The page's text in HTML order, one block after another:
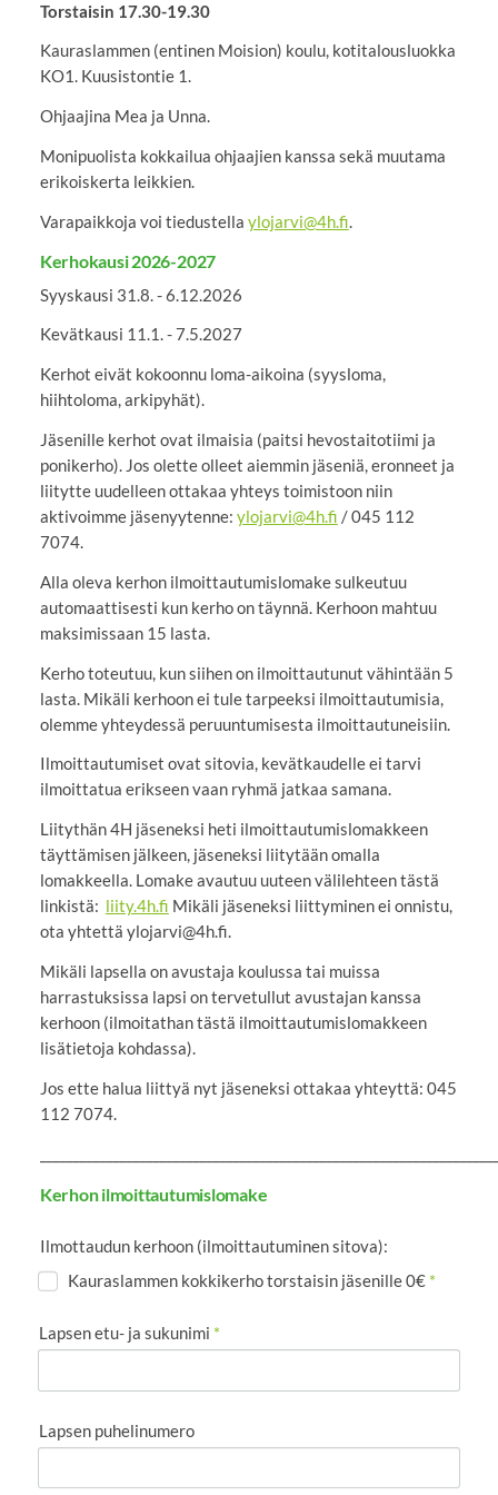
Torstaisin 17.30-19.30
Kauraslammen (entinen Moision) koulu, kotitalousluokka
KO1. Kuusistontie 1.
Ohjaajina Mea ja Unna.
Monipuolista kokkailua ohjaajien kanssa sekä muutama
erikoiskerta leikkien.
Varapaikkoja voi tiedustella ylojarvi@4h.fi.
Kerhokausi 2026-2027
Syyskausi 31.8. - 6.12.2026
Kevätkausi 11.1. - 7.5.2027
Kerhot eivät kokoonnu loma-aikoina (syysloma,
hiihtoloma, arkipyhät).
Jäsenille kerhot ovat ilmaisia (paitsi hevostaitotiimi ja
ponikerho). Jos olette olleet aiemmin jäseniä, eronneet ja
liitytte uudelleen ottakaa yhteys toimistoon niin
aktivoimme jäsenyytenne: ylojarvi@4h.fi / 045 112
7074.
Alla oleva kerhon ilmoittautumislomake sulkeutuu
automaattisesti kun kerho on täynnä. Kerhoon mahtuu
maksimissaan 15 lasta.
Kerho toteutuu, kun siihen on ilmoittautunut vähintään 5
lasta. Mikäli kerhoon ei tule tarpeeksi ilmoittautumisia,
olemme yhteydessä peruuntumisesta ilmoittautuneisiin.
Ilmoittautumiset ovat sitovia, kevätkaudelle ei tarvi
ilmoittatua erikseen vaan ryhmä jatkaa samana.
Liitythän 4H jäseneksi heti ilmoittautumislomakkeen
täyttämisen jälkeen, jäseneksi liitytään omalla
lomakkeella. Lomake avautuu uuteen välilehteen tästä
linkistä: liity.4h.fi Mikäli jäseneksi liittyminen ei onnistu,
ota yhtettä ylojarvi@4h.fi.
Mikäli lapsella on avustaja koulussa tai muissa
harrastuksissa lapsi on tervetullut avustajan kanssa
kerhoon (ilmoitathan tästä ilmoittautumislomakkeen
lisätietoja kohdassa).
Jos ette halua liittyä nyt jäseneksi ottakaa yhteyttä: 045
112 7074.
Kerhon ilmoittautumislomake
Ilmottaudun kerhoon (ilmoittautuminen sitova):
Kauraslammen kokkikerho torstaisin jäsenille 0€*
Lapsen etu- ja sukunimi *
Lapsen puhelinumero